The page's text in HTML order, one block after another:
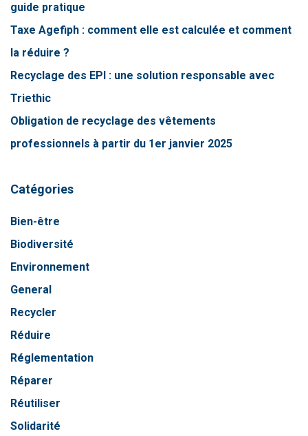
guide pratique
Taxe Agefiph : comment elle est calculée et comment
la réduire ?
Recyclage des EPI : une solution responsable avec
Triethic
Obligation de recyclage des vêtements
professionnels à partir du 1er janvier 2025
Catégories
Bien-être
Biodiversité
Environnement
General
Recycler
Réduire
Réglementation
Réparer
Réutiliser
Solidarité